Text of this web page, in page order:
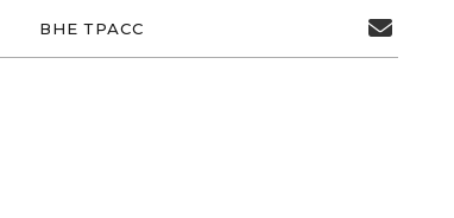
ВНЕ ТРАСС